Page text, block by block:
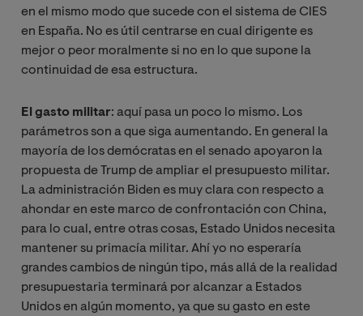
en el mismo modo que sucede con el sistema de CIES
en España. No es útil centrarse en cual dirigente es
mejor o peor moralmente si no en lo que supone la
continuidad de esa estructura.
El gasto militar: aquí pasa un poco lo mismo. Los
parámetros son a que siga aumentando. En general la
mayoría de los demócratas en el senado apoyaron la
propuesta de Trump de ampliar el presupuesto militar.
La administración Biden es muy clara con respecto a
ahondar en este marco de confrontación con China,
para lo cual, entre otras cosas, Estado Unidos necesita
mantener su primacía militar. Ahí yo no esperaría
grandes cambios de ningún tipo, más allá de la realidad
presupuestaria terminará por alcanzar a Estados
Unidos en algún momento, ya que su gasto en este